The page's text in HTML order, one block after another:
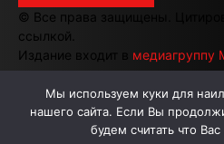
© Все права защищены.
ссылкой.
Издание входит в медиагруппу
Мы используем куки для
нашего сайта. Если Вы
будем считать что Вас